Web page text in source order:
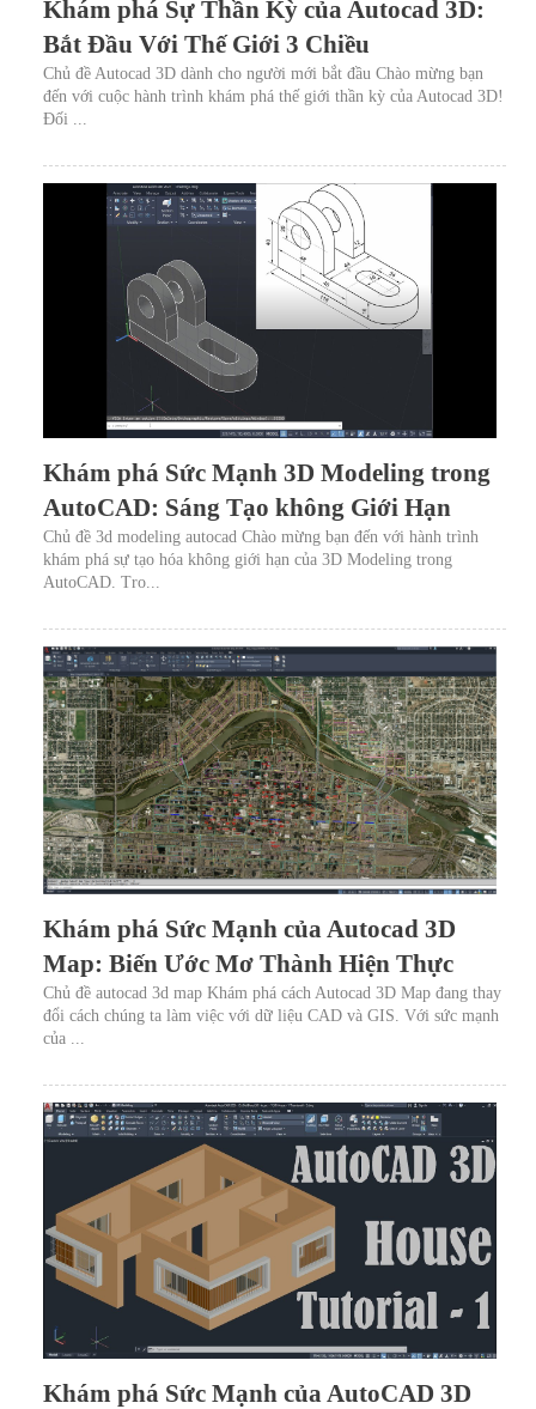
Khám phá Sự Thần Kỳ của Autocad 3D:
Bắt Đầu Với Thế Giới 3 Chiều
Chủ đề Autocad 3D dành cho người mới bắt đầu Chào mừng bạn
đến với cuộc hành trình khám phá thế giới thần kỳ của Autocad 3D!
Đối ...
Khám phá Sức Mạnh 3D Modeling trong
AutoCAD: Sáng Tạo không Giới Hạn
Chủ đề 3d modeling autocad Chào mừng bạn đến với hành trình
khám phá sự tạo hóa không giới hạn của 3D Modeling trong
AutoCAD. Tro...
Khám phá Sức Mạnh của Autocad 3D
Map: Biến Ước Mơ Thành Hiện Thực
Chủ đề autocad 3d map Khám phá cách Autocad 3D Map đang thay
đổi cách chúng ta làm việc với dữ liệu CAD và GIS. Với sức mạnh
của ...
Khám phá Sức Mạnh của AutoCAD 3D